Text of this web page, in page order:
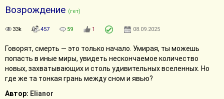
Возрождение (гет)
33k 457 59 1 08.09.2025
Говорят, смерть — это только начало. Умирая, ты можешь
попасть в иные миры, увидеть нескончаемое количество
новых, захватывающих и столь удивительных вселенных. Но
где же та тонкая грань между сном и явью?
Автор: Elianor